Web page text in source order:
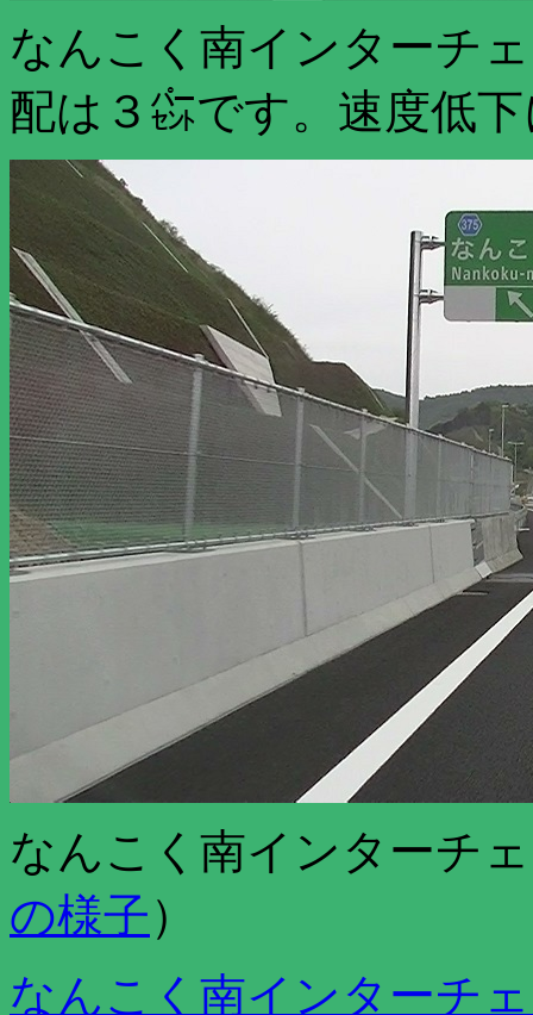
なんこく南インターチ
配は３㌫です。速度低
なんこく南インターチ
の様子）
なんこく南インターチ